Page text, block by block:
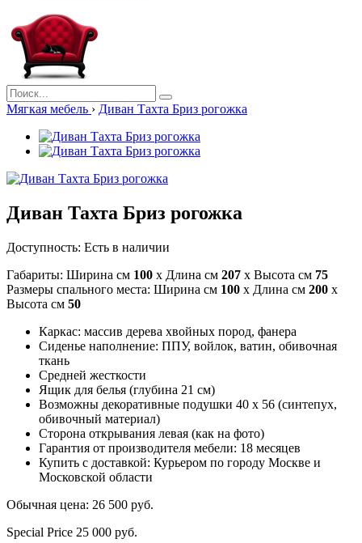
Мягкая мебель › Диван Тахта Бриз рогожка
Диван Тахта Бриз рогожка
Доступность: Есть в наличии
Габариты: Ширина см 100 x Длина см 207 x Высота см 75
Размеры спального места: Ширина см 100 x Длина см 200 x
Высота см 50
Каркас: массив дерева хвойных пород, фанера
Сиденье наполнение: ППУ, войлок, ватин, обивочная
ткань
Средней жесткости
Ящик для белья (глубина 21 см)
Возможны декоративные подушки 40 x 56 (синтепух,
обивочный материал)
Сторона открывания левая (как на фото)
Гарантия от производителя мебели: 18 месяцев
Купить с доставкой: Курьером по городу Москве и
Московской области
Обычная цена: 26 500 руб.
Special Price 25 000 руб.